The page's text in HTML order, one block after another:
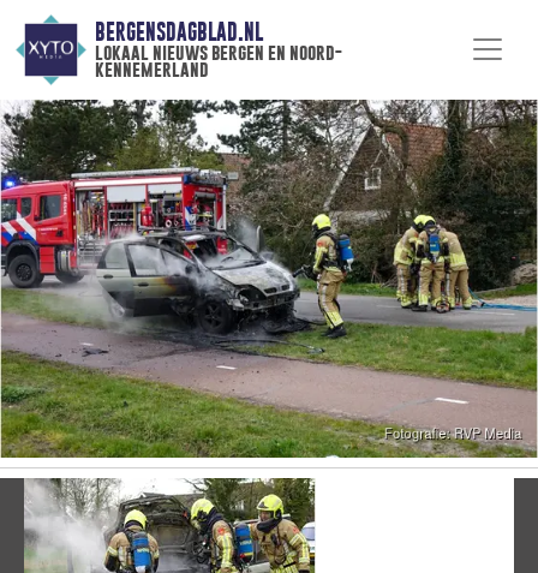
BERGENSDAGBLAD.NL
lokaal nieuws bergen en noord-
kennemerland